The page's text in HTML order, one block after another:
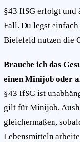
§43 IfSG erfolgt und
Fall. Du legst
Bielefeld nutzen die
Brauche ich das
einen Minijob oder
§43 IfSG ist
gilt für Minijob,
gleichermaßen,
Lebensmitteln